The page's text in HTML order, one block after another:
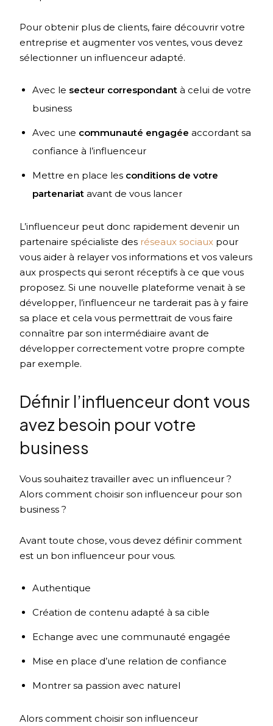
Pour obtenir plus de clients, faire découvrir votre
entreprise et augmenter vos ventes, vous devez
sélectionner un influenceur adapté.
Avec le secteur correspondant à celui de votre
business
Avec une communauté engagée accordant sa
confiance à l’influenceur
Mettre en place les conditions de votre
partenariat avant de vous lancer
L’influenceur peut donc rapidement devenir un
partenaire spécialiste des réseaux sociaux pour
vous aider à relayer vos informations et vos valeurs
aux prospects qui seront réceptifs à ce que vous
proposez. Si une nouvelle plateforme venait à se
développer, l’influenceur ne tarderait pas à y faire
sa place et cela vous permettrait de vous faire
connaître par son intermédiaire avant de
développer correctement votre propre compte
par exemple.
Définir l’influenceur dont vous
avez besoin pour votre
business
Vous souhaitez travailler avec un influenceur ?
Alors comment choisir son influenceur pour son
business ?
Avant toute chose, vous devez définir comment
est un bon influenceur pour vous.
Authentique
Création de contenu adapté à sa cible
Echange avec une communauté engagée
Mise en place d’une relation de confiance
Montrer sa passion avec naturel
Alors comment choisir son influenceur